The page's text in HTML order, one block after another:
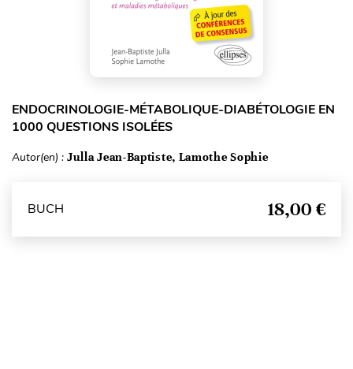
ENDOCRINOLOGIE-MÉTABOLIQUE-DIABÉTOLOGIE EN
1000 QUESTIONS ISOLÉES
Autor(en) : Julla Jean-Baptiste, Lamothe Sophie
BUCH 18,00 €